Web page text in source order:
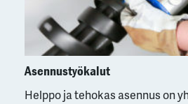
Asennustyökalut
Helppo ja tehokas asennus on